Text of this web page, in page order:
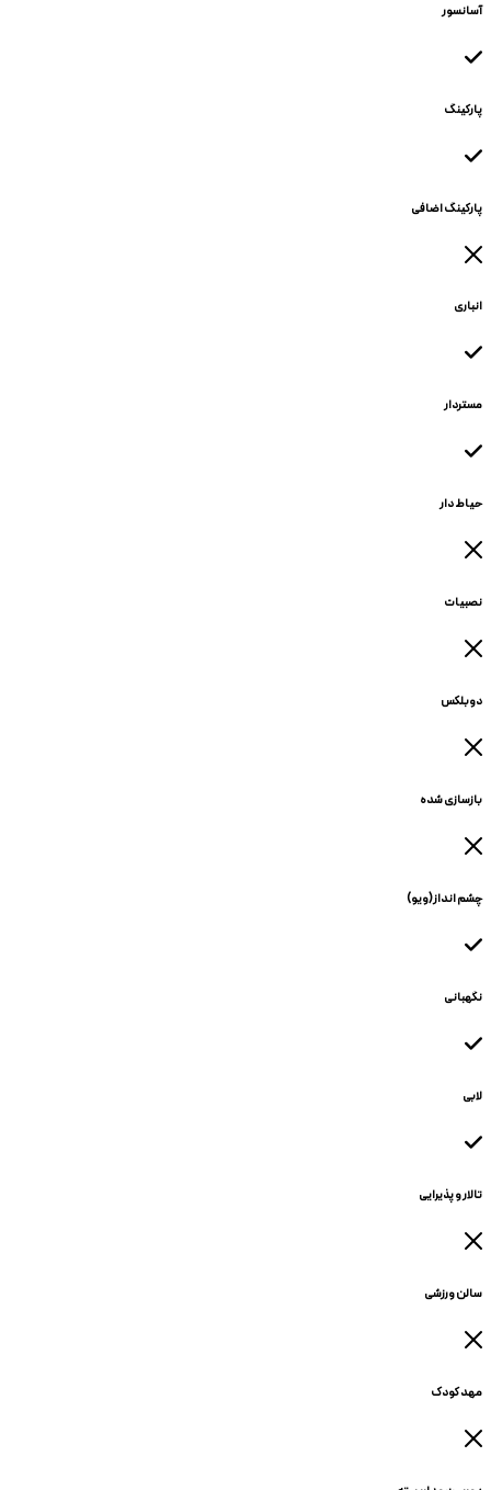
آسانسور
پارکینگ
پارکینگ اضافی
انباری
مستردار
حیاط دار
نصبیات
دوبلکس
بازسازی شده
چشم انداز(ویو)
نگهبانی
لابی
تالار و پذیرایی
سالن ورزشی
مهد کودک